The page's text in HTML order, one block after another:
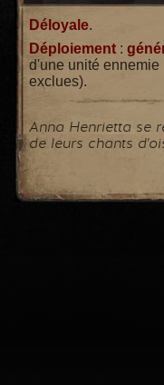
Déloyale.
Déploiement :
d'une unité ennemie
exclues).
Anna Henrietta se
de leurs chants